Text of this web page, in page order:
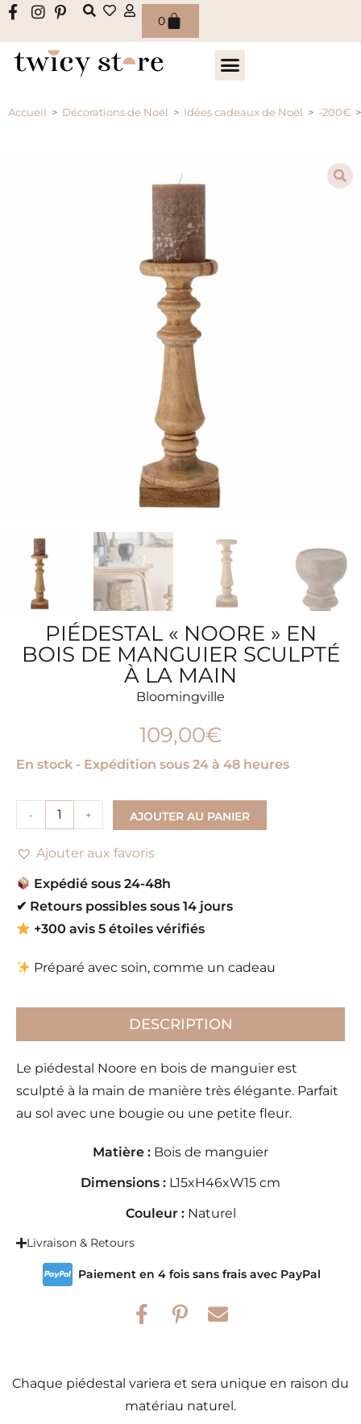
0
Accueil > Décorations de Noël > Idées cadeaux de Noël > -200€ >
PIÉDESTAL « NOORE » EN
BOIS DE MANGUIER SCULPTÉ
À LA MAIN
Bloomingville
109,00€
En stock - Expédition sous 24 à 48 heures
- + AJOUTER AU PANIER
Ajouter aux favoris
Expédié sous 24-48h
✔ Retours possibles sous 14 jours
+300 avis 5 étoiles vérifiés
Préparé avec soin, comme un cadeau
DESCRIPTION
Le piédestal Noore en bois de manguier est
sculpté à la main de manière très élégante. Parfait
au sol avec une bougie ou une petite fleur.
Matière : Bois de manguier
Dimensions : L15xH46xW15 cm
Couleur :Naturel
Livraison & Retours
Paiement en 4 fois sans frais avec PayPal
Chaque piédestal variera et sera unique en raison du
matériau naturel.